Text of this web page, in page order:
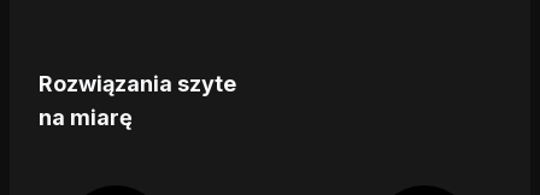
Rozwiązania szyte
na miarę